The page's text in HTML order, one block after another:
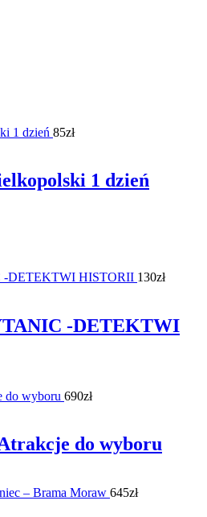
85zł
1 dzień
130zł
-DETEKTWI
690zł
do wyboru
645zł